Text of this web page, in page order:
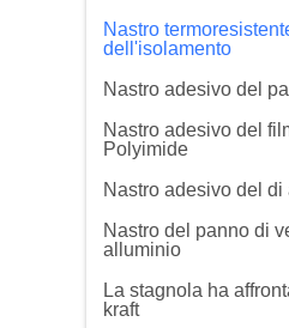
Nastro
dell'isolamento
Nastro adesivo del
Nastro adesivo del
Polyimide
Nastro adesivo del
Nastro del panno di
alluminio
La stagnola ha
kraft